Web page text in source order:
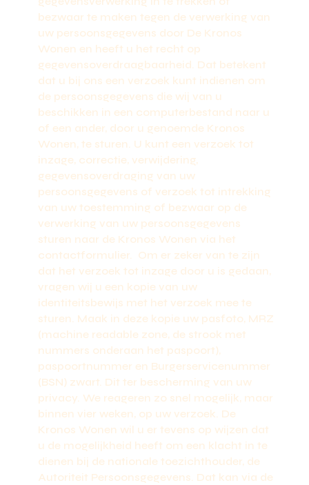
bezwaar te maken tegen de verwerking van
uw persoonsgegevens door De Kronos
Wonen en heeft u het recht op
gegevensoverdraagbaarheid. Dat betekent
dat u bij ons een verzoek kunt indienen om
de persoonsgegevens die wij van u
beschikken in een computerbestand naar u
of een ander, door u genoemde Kronos
Wonen, te sturen. U kunt een verzoek tot
inzage, correctie, verwijdering,
gegevensoverdraging van uw
persoonsgegevens of verzoek tot intrekking
van uw toestemming of bezwaar op de
verwerking van uw persoonsgegevens
sturen naar de Kronos Wonen via het
contactformulier. Om er zeker van te zijn
dat het verzoek tot inzage door u is gedaan,
vragen wij u een kopie van uw
identiteitsbewijs met het verzoek mee te
sturen. Maak in deze kopie uw pasfoto, MRZ
(machine readable zone, de strook met
nummers onderaan het paspoort),
paspoortnummer en Burgerservicenummer
(BSN) zwart. Dit ter bescherming van uw
privacy. We reageren zo snel mogelijk, maar
binnen vier weken, op uw verzoek. De
Kronos Wonen wil u er tevens op wijzen dat
u de mogelijkheid heeft om een klacht in te
dienen bij de nationale toezichthouder, de
Autoriteit Persoonsgegevens. Dat kan via de